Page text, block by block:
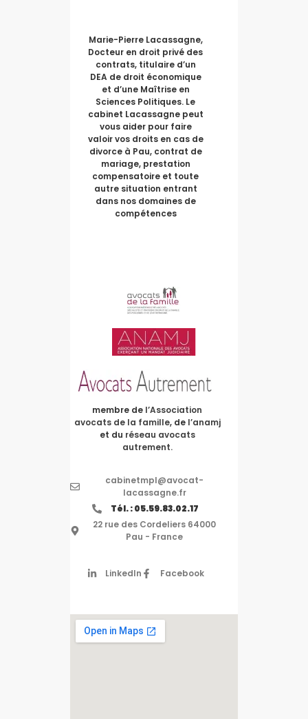
Marie-Pierre Lacassagne,
Docteur en droit privé des
contrats, titulaire d’un
DEA de droit économique
et d’une Maîtrise en
Sciences Politiques. Le
cabinet Lacassagne peut
vous aider pour faire
valoir vos droits en cas de
divorce à Pau, contrat de
mariage, prestation
compensatoire et toute
autre situation entrant
dans nos domaines de
compétences
membre de l’Association
avocats de la famille, de l’anamj
et du réseau avocats
autrement.
cabinetmpl@avocat-
lacassagne.fr
Tél. : 05.59.83.02.17
22 rue des Cordeliers 64000
Pau - France
LinkedIn Facebook